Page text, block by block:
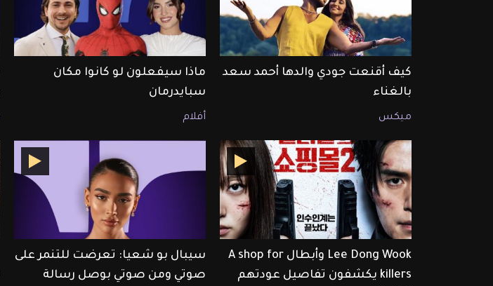
كيف أقنعت جودي والدها أحمد سعد
بالغناء
ميكس
ماذا سيفعلون لو كانوا مكان
سبايدرمان
أفلام
Lee Dong Wook وأبطال A shop for
killers يكشفون تفاصيل عودتهم
سيبال بو شعيا: تعرضت للتنمر على
صوتي ومن صوتي بوصل رسالة